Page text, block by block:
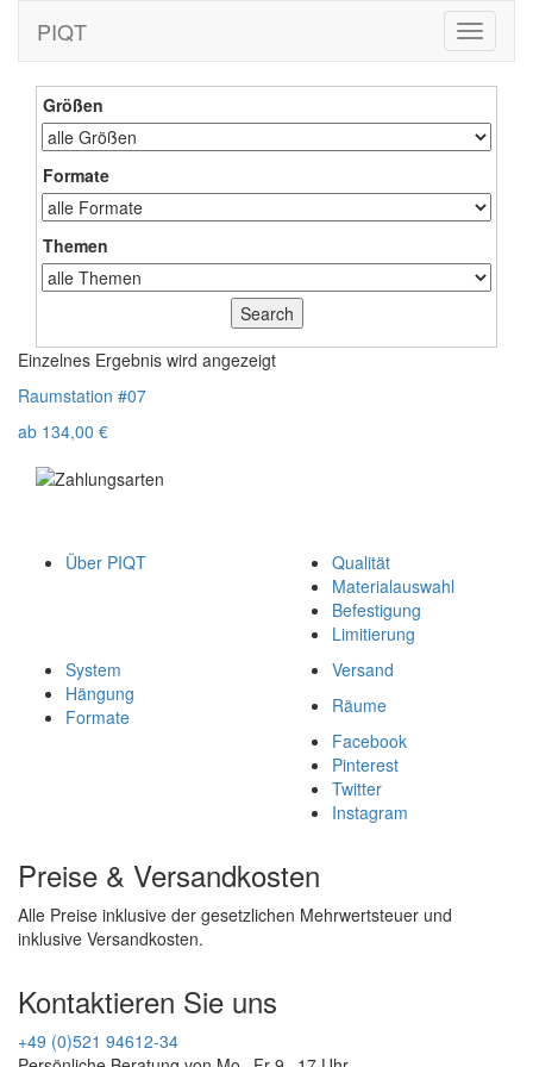
Toggle
PIQT
Größen
Formate
Themen
Einzelnes Ergebnis wird angezeigt
Raumstation #07
ab 134,00 €
Über PIQT
Qualität
Materialauswahl
Befestigung
Limitierung
System
Hängung
Formate
Versand
Räume
Facebook
Pinterest
Twitter
Instagram
Preise & Versandkosten
Alle Preise inklusive der gesetzlichen Mehrwertsteuer und
inklusive Versandkosten.
Kontaktieren Sie uns
+49 (0)521 94612-34